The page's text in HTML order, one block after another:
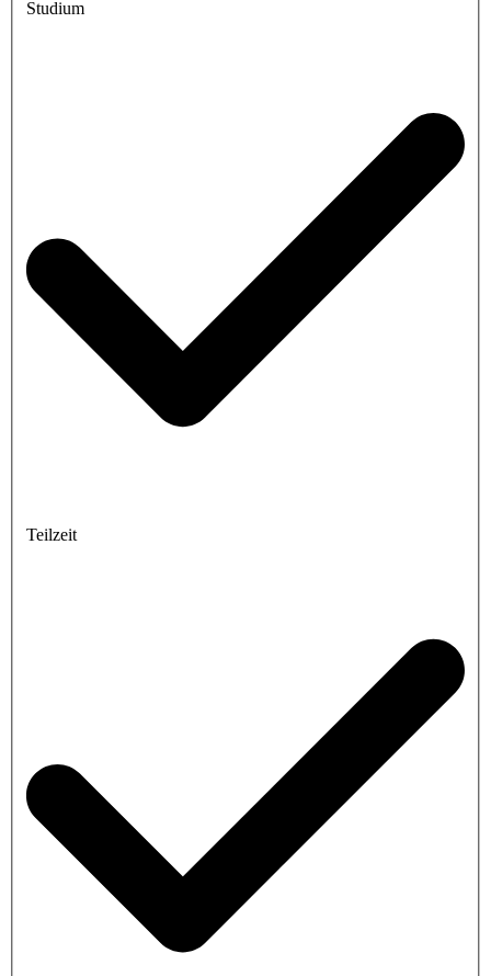
Studium
Teilzeit